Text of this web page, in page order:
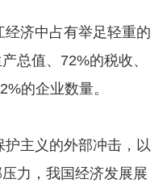
济中占有举足轻重的
总值、72%的税收、
的企业数量。
主义的外部冲击，以
力，我国经济发展展